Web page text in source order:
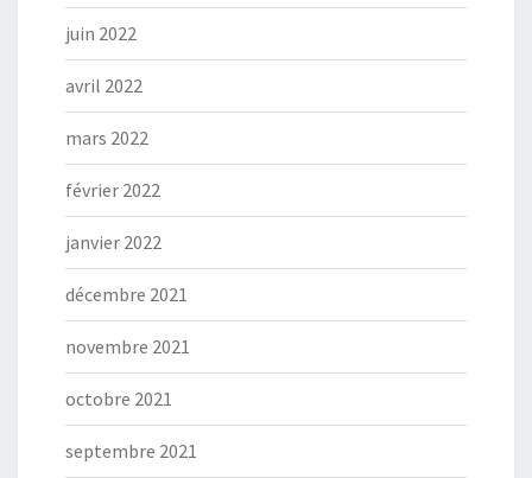
juin 2022
avril 2022
mars 2022
février 2022
janvier 2022
décembre 2021
novembre 2021
octobre 2021
septembre 2021